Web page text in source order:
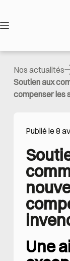
contenu
Nos actualités
Soutien aux
compenser les
Publié le 8
Une